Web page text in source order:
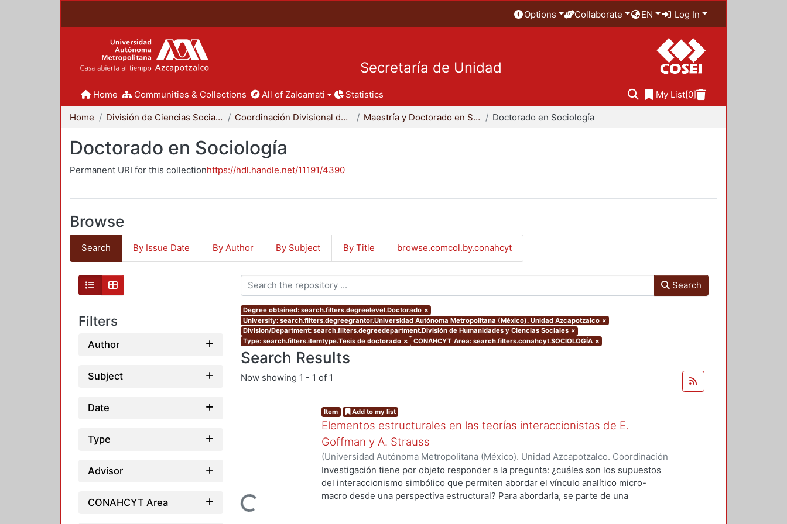
Options Collaborate EN Log In
Secretaría de Unidad
Home Communities & Collections All of Zaloamati Statistics My List[0]
Home División de Ciencias Sociales y Humanidades Coordinación Divisional de Posgrado Maestría y Doctorado en Sociología Doctorado en Sociología
Doctorado en Sociología
Permanent URI for this collectionhttps://hdl.handle.net/11191/4390
Browse
Search By Issue Date By Author By Subject By Title browse.comcol.by.conahcyt
Filters
Author
Subject
Date
Type
Advisor
CONAHCYT Area
Search
Degree obtained: search.filters.degreelevel.Doctorado ×
University: search.filters.degreegrantor.Universidad Autónoma Metropolitana (México). Unidad Azcapotzalco ×
Division/Department: search.filters.degreedepartment.División de Humanidades y Ciencias Sociales ×
Type: search.filters.itemtype.Tesis de doctorado × CONAHCYT Area: search.filters.conahcyt.SOCIOLOGÍA ×
Search Results
Now showing 1 - 1 of 1
Loading...
Item Add to my list
Elementos estructurales en las teorías interaccionistas de E.
Goffman y A. Strauss
(Universidad Autónoma Metropolitana (México). Unidad Azcapotzalco. Coordinación
de Servicios de Información.,2012)Gaytan Sánchez, Amalia Patricia
Investigación tiene por objeto responder a la pregunta: ¿cuáles son los supuestos
del interaccionismo simbólico que permiten abordar el vínculo analítico micro-
macro desde una perspectiva estructural? Para abordarla, se parte de una